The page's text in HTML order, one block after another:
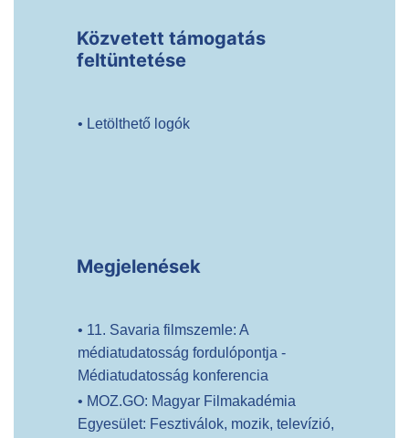
Közvetett támogatás
feltüntetése
• Letölthető logók
Megjelenések
• 11. Savaria filmszemle: A
médiatudatosság fordulópontja -
Médiatudatosság konferencia
• MOZ.GO: Magyar Filmakadémia
Egyesület: Fesztiválok, mozik, televízió,